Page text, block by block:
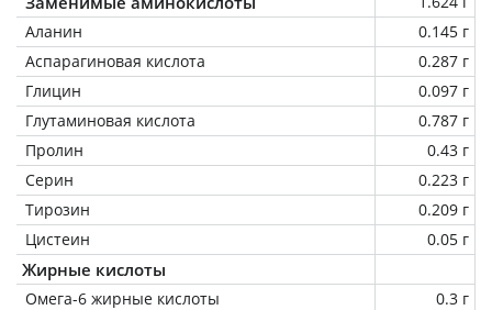
Аланин
0.145 г
Аспарагиновая кислота
0.287 г
Глицин
0.097 г
Глутаминовая кислота
0.787 г
Пролин
0.43 г
Серин
0.223 г
Тирозин
0.209 г
Цистеин
0.05 г
Жирные кислоты
Омега-6 жирные кислоты 0.3 г